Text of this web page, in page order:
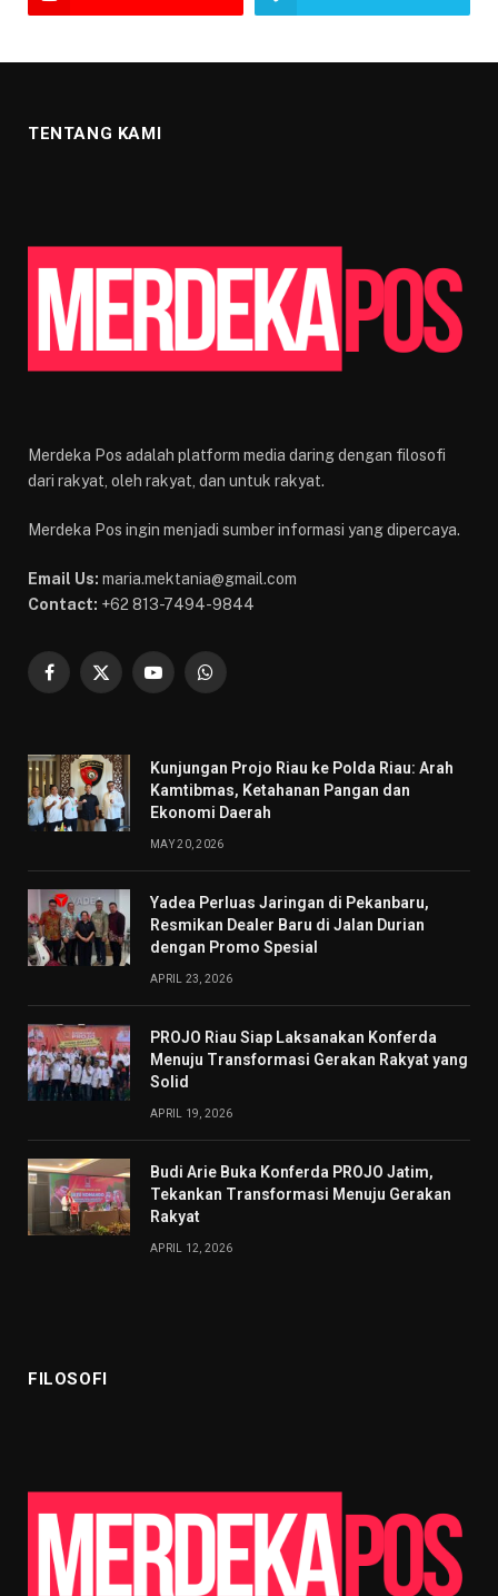
TENTANG KAMI
Merdeka Pos adalah platform media daring dengan filosofi
dari rakyat, oleh rakyat, dan untuk rakyat.
Merdeka Pos ingin menjadi sumber informasi yang dipercaya.
Email Us: maria.mektania@gmail.com
Contact: +62 813-7494-9844
Facebook
X
YouTubeWhatsApp
Kunjungan Projo Riau ke Polda Riau: Arah
Kamtibmas, Ketahanan Pangan dan
Ekonomi Daerah
MAY 20, 2026
Yadea Perluas Jaringan di Pekanbaru,
Resmikan Dealer Baru di Jalan Durian
dengan Promo Spesial
APRIL 23, 2026
PROJO Riau Siap Laksanakan Konferda
Menuju Transformasi Gerakan Rakyat yang
Solid
APRIL 19, 2026
Budi Arie Buka Konferda PROJO Jatim,
Tekankan Transformasi Menuju Gerakan
Rakyat
APRIL 12, 2026
FILOSOFI